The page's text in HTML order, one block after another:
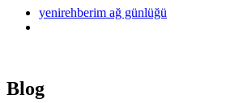
yenirehberim ağ günlüğü
Blog